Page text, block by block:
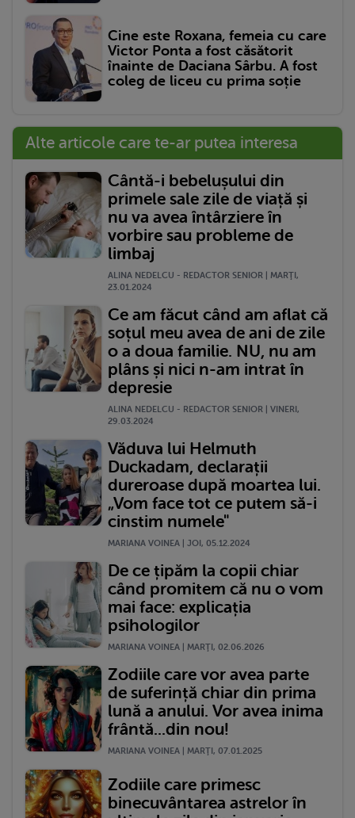
Cine este Roxana, femeia cu care
Victor Ponta a fost căsătorit
înainte de Daciana Sârbu. A fost
coleg de liceu cu prima soție
Alte articole care te-ar putea interesa
Cântă-i bebelușului din
primele sale zile de viață și
nu va avea întârziere în
vorbire sau probleme de
limbaj
ALINA NEDELCU - REDACTOR SENIOR | MARŢI,
23.01.2024
Ce am făcut când am aflat că
soțul meu avea de ani de zile
o a doua familie. NU, nu am
plâns și nici n-am intrat în
depresie
ALINA NEDELCU - REDACTOR SENIOR | VINERI,
29.03.2024
Văduva lui Helmuth
Duckadam, declarații
dureroase după moartea lui.
„Vom face tot ce putem să-i
cinstim numele"
MARIANA VOINEA | JOI, 05.12.2024
De ce țipăm la copii chiar
când promitem că nu o vom
mai face: explicația
psihologilor
MARIANA VOINEA | MARŢI, 02.06.2026
Zodiile care vor avea parte
de suferință chiar din prima
lună a anului. Vor avea inima
frântă...din nou!
MARIANA VOINEA | MARŢI, 07.01.2025
Zodiile care primesc
binecuvântarea astrelor în